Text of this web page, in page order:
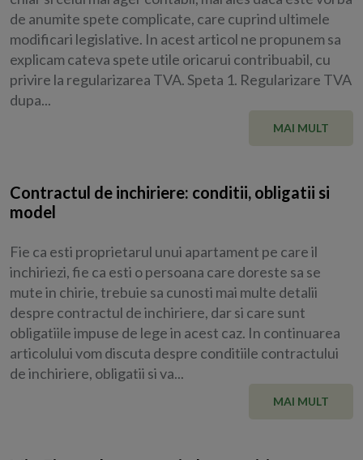
de anumite spete complicate, care cuprind ultimele
modificari legislative. In acest articol ne propunem sa
explicam cateva spete utile oricarui contribuabil, cu
privire la regularizarea TVA. Speta 1. Regularizare TVA
dupa...
MAI MULT
Contractul de inchiriere: conditii, obligatii si
model
Fie ca esti proprietarul unui apartament pe care il
inchiriezi, fie ca esti o persoana care doreste sa se
mute in chirie, trebuie sa cunosti mai multe detalii
despre contractul de inchiriere, dar si care sunt
obligatiile impuse de lege in acest caz. In continuarea
articolului vom discuta despre conditiile contractului
de inchiriere, obligatii si va...
MAI MULT